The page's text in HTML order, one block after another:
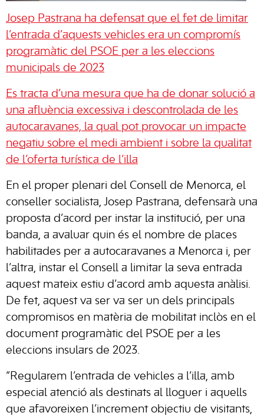
Josep Pastrana ha defensat que el fet de limitar
l’entrada d’aquests vehicles era un compromís
programàtic del PSOE per a les eleccions
municipals de 2023
Es tracta d’una mesura que ha de donar solució a
una afluència excessiva i descontrolada de les
autocaravanes, la qual pot provocar un impacte
negatiu sobre el medi ambient i sobre la qualitat
de l’oferta turística de l’illa
En el proper plenari del Consell de Menorca, el
conseller socialista, Josep Pastrana, defensarà una
proposta d’acord per instar la institució, per una
banda, a avaluar quin és el nombre de places
habilitades per a autocaravanes a Menorca i, per
l’altra, instar el Consell a limitar la seva entrada
aquest mateix estiu d’acord amb aquesta anàlisi.
De fet, aquest va ser va ser un dels principals
compromisos en matèria de mobilitat inclòs en el
document programàtic del PSOE per a les
eleccions insulars de 2023.
“Regularem l’entrada de vehicles a l’illa, amb
especial atenció als destinats al lloguer i aquells
que afavoreixen l’increment objectiu de visitants,